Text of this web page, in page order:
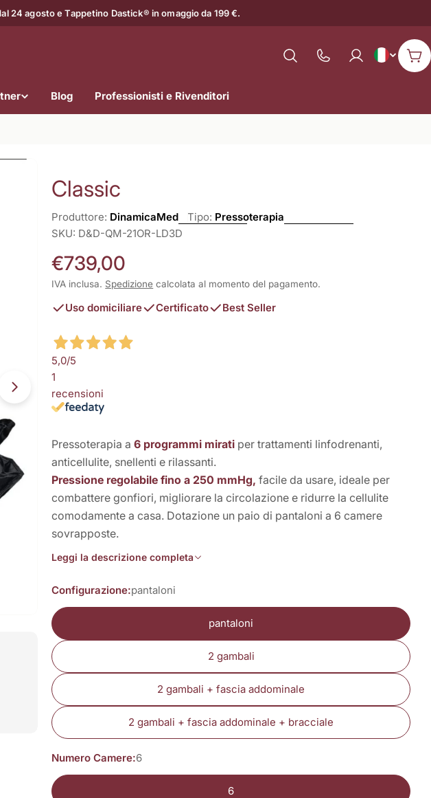
24 agosto e Tappetino Dastick® in omaggio da 199 €.
Mostra
di
L
n
Italiano
Blog Professionisti e Rivenditori
Apri supporto 14 in modalità modale
Classic
Produttore: DinamicaMed Tipo: Pressoterapia
SKU: D&D-QM-21OR-LD3D
Prezzo
normale
€739,00
IVA inclusa. Spedizione calcolata al momento del pagamento.
Uso domiciliare Certificato Best Seller
5,0/5
1
recensioni
Pressoterapia a6 programmi mirati per trattamenti linfodrenanti,
anticellulite, snellenti e rilassanti.
Pressione regolabile fino a 250 mmHg, facile da usare, ideale per
combattere gonfiori, migliorare la circolazione e ridurre la cellulite
comodamente a casa. Dotazione un paio di pantaloni a 6 camere
sovrapposte.
Leggi la descrizione completa
Configurazione:pantaloni
pantaloni
2 gambali
2 gambali + fascia addominale
2 gambali + fascia addominale + bracciale
Numero Camere:6
6